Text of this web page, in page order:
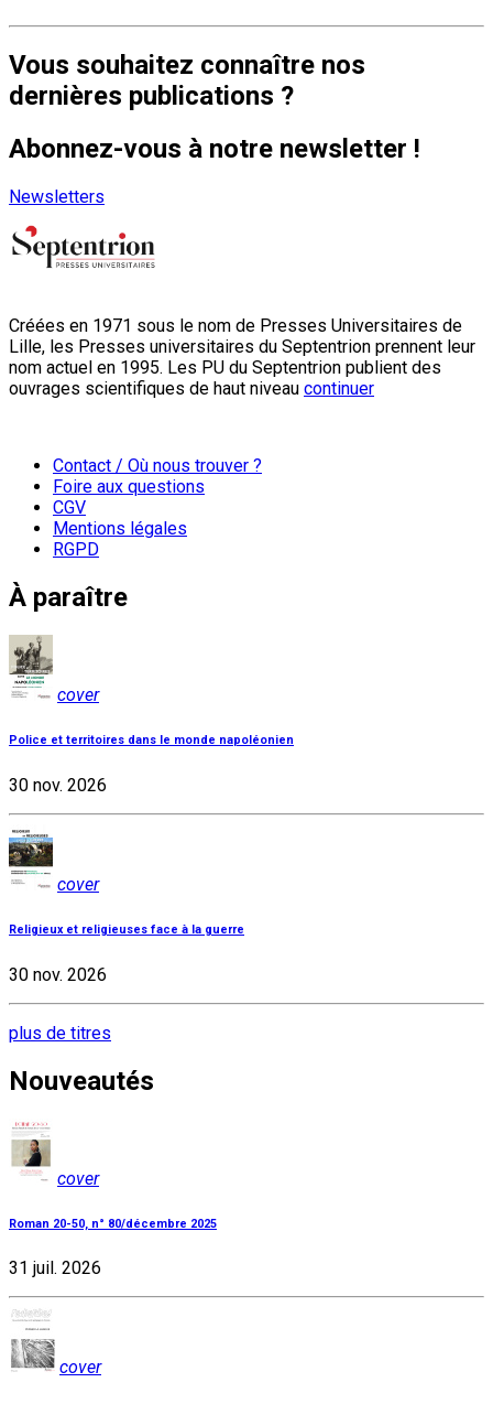
Vous souhaitez connaître nos
dernières publications ?
Abonnez-vous à notre newsletter !
Newsletters
Créées en 1971 sous le nom de Presses Universitaires de
Lille, les Presses universitaires du Septentrion prennent leur
nom actuel en 1995. Les PU du Septentrion publient des
ouvrages scientifiques de haut niveau continuer
Contact / Où nous trouver ?
Foire aux questions
CGV
Mentions légales
RGPD
À paraître
cover
Police et territoires dans le monde napoléonien
30 nov. 2026
cover
Religieux et religieuses face à la guerre
30 nov. 2026
plus de titres
Nouveautés
cover
Roman 20-50, n° 80/décembre 2025
31 juil. 2026
cover